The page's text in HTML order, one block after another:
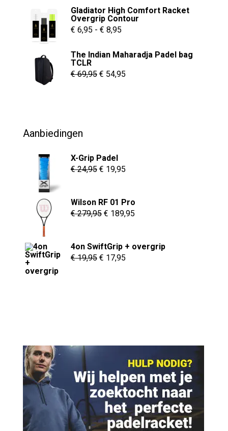
was:
€ 55,00.
is:
Gladiator High Comfort Racket
Overgrip Contour
€ 6,95 - € 8,95Prijsklasse:
tot
€ 8,95
The Indian Maharadja Padel bag
TCLR
€69,95 Oorspronkelijke
€ 54,95Huidige
Aanbiedingen
X-Grip Padel
€24,95 Oorspronkelijke
€ 24,95.
€ 19,95Huidige
€ 19,95.
Wilson RF 01 Pro
€279,95 Oorspronkelijke
€ 279,95.
€ 189,95Huidige
€ 189,95.
4on SwiftGrip + overgrip
€19,95 Oorspronkelijke
€ 17,95Huidige